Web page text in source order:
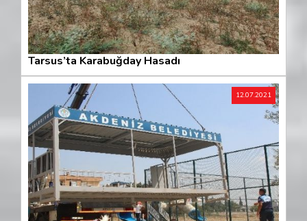
Tarsus’ta Karabuğday Hasadı
12.07.2021